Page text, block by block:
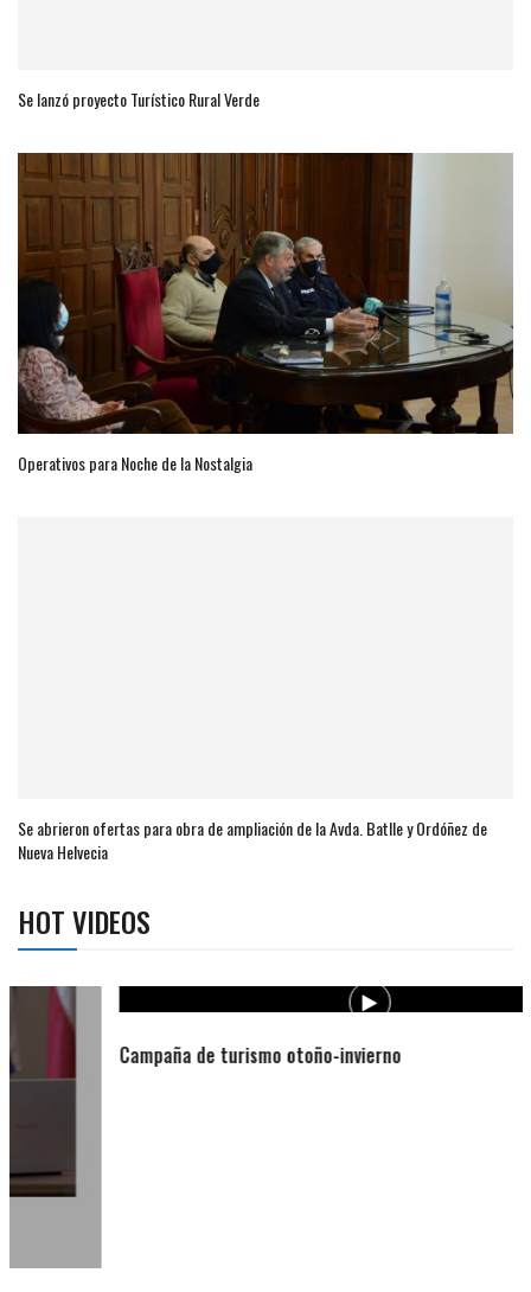
Se lanzó proyecto Turístico Rural Verde
Operativos para Noche de la Nostalgia
Se abrieron ofertas para obra de ampliación de la Avda. Batlle y Ordóñez de
Nueva Helvecia
HOT VIDEOS
Campaña de turismo otoño-invierno